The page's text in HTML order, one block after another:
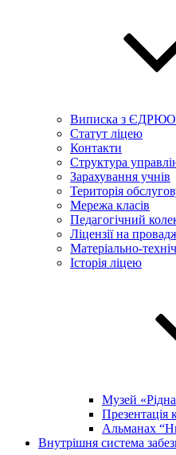
Виписка з ЄДРЮО
Статут ліцею
Контакти
Структура
Зарахування учнів
Територія
Мережа класів
Педагогічний
Ліцензії на
Матеріально-
Історія ліцею
Музей
Презентація
Альманах
Внутрішня система